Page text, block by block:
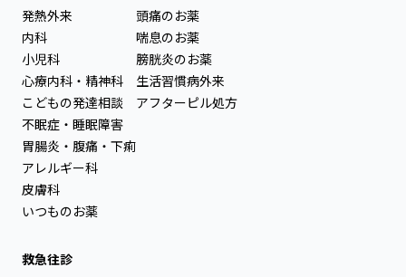
発熱外来
内科
小児科
心療内科・精神科
こどもの発達相談
不眠症・睡眠障害
胃腸炎・腹痛・下痢
アレルギー科
皮膚科
いつものお薬
頭痛のお薬
喘息のお薬
膀胱炎のお薬
生活習慣病外来
アフターピル処方
救急往診